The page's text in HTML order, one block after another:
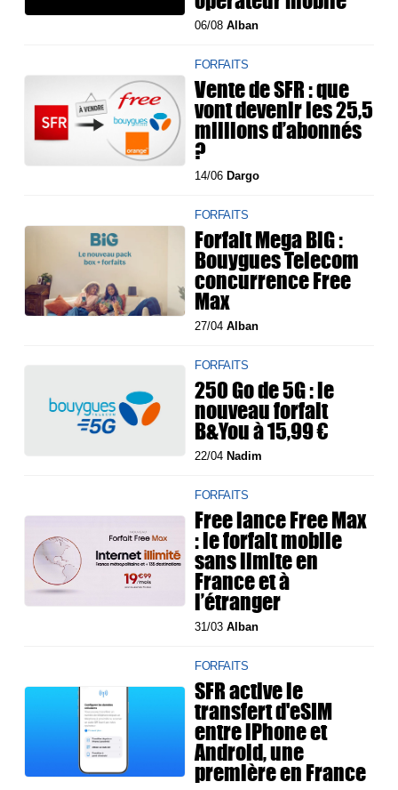
06/08Alban
FORFAITS
Vente de SFR : que
vont devenir les 25,5
millions d’abonnés
?
14/06 Dargo
FORFAITS
Forfait Mega BiG :
Bouygues Telecom
concurrence Free
Max
27/04Alban
FORFAITS
250 Go de 5G : le
nouveau forfait
B&You à 15,99 €
22/04 Nadim
FORFAITS
Free lance Free Max
: le forfait mobile
sans limite en
France et à
l’étranger
31/03Alban
FORFAITS
SFR active le
transfert d'eSIM
entre iPhone et
Android, une
première en France